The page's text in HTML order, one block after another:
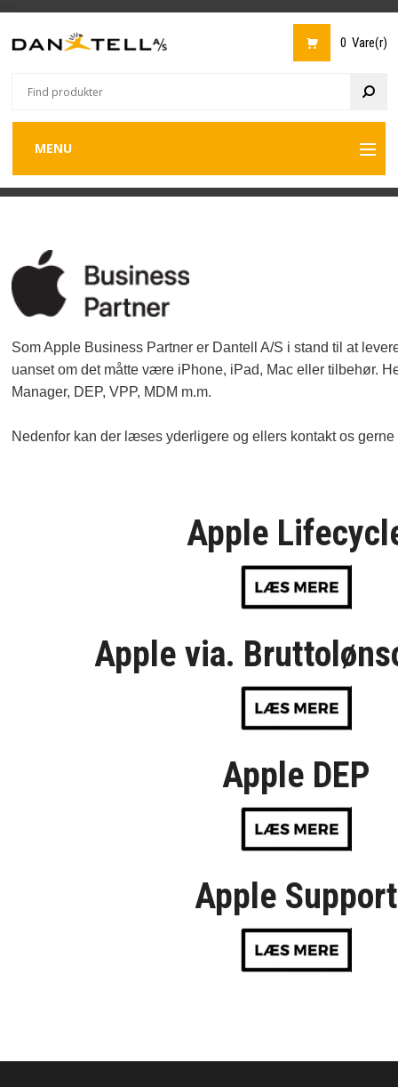
0 Vare(r)
MENU
Back
MOBILTELEFONER
APPLE
CATERPILLAR
MOTOROLA
NOKIA
ONEPLUS
SAMSUNG
SONY
GOOGLE
XIAOMI Back
TABLETS
APPLE
SAMSUNG
HEADSETS
FORSIDE
OM OS
FORRETNINGSBETINGELSER
APPLE FOR BUSINESS
Som Apple Business Partner er Dantell A/S i stand til at
uanset om det måtte være iPhone, iPad, Mac eller tilbehør.
Manager, DEP, VPP, MDM m.m.
Nedenfor kan der læses yderligere og ellers kontakt os
Apple
Apple via.
Apple DEP
Apple Support